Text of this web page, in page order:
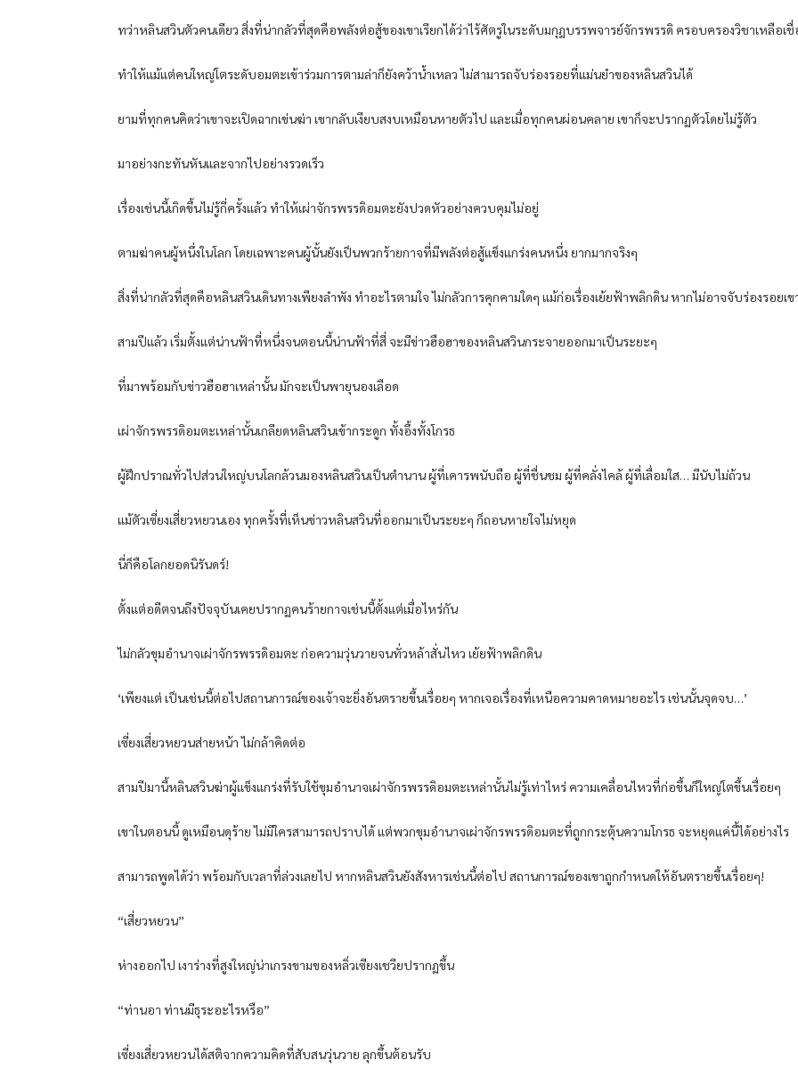
ทว่าหลินสวินตัวคนเดียว สิ่งที่น่ากลัวที่สุดคือพลังต่อสู้ของเขาเรียกได้ว่าไร้ศัตรูในระดับมกุฎบรรพจารย์จักรพรรดิ ครอบครองวิชาเหลือเชื่
ทำให้แม้แต่คนใหญ่โตระดับอมตะเข้าร่วมการตามล่าก็ยังคว้าน้ำเหลว ไม่สามารถจับร่องรอยที่แม่นยำของหลินสวินได้
ยามที่ทุกคนคิดว่าเขาจะเปิดฉากเข่นฆ่า เขากลับเงียบสงบเหมือนหายตัวไป และเมื่อทุกคนผ่อนคลาย เขาก็จะปรากฏตัวโดยไม่รู้ตัว
มาอย่างกะทันหันและจากไปอย่างรวดเร็ว
เรื่องเช่นนี้เกิดขึ้นไม่รู้กี่ครั้งแล้ว ทำให้เผ่าจักรพรรดิอมตะยังปวดหัวอย่างควบคุมไม่อยู่
ตามฆ่าคนผู้หนึ่งในโลก โดยเฉพาะคนผู้นั้นยังเป็นพวกร้ายกาจที่มีพลังต่อสู้แข็งแกร่งคนหนึ่ง ยากมากจริงๆ
สิ่งที่น่ากลัวที่สุดคือหลินสวินเดินทางเพียงลำพัง ทำอะไรตามใจ ไม่กลัวการคุกคามใดๆ แม้ก่อเรื่องเย้ยฟ้าพลิกดิน หากไม่อาจจับร่องรอยเ
สามปีแล้ว เริ่มตั้งแต่น่านฟ้าที่หนึ่งจนตอนนี้น่านฟ้าที่สี่ จะมีข่าวฮือฮาของหลินสวินกระจายออกมาเป็นระยะๆ
ที่มาพร้อมกับข่าวฮือฮาเหล่านั้น มักจะเป็นพายุนองเลือด
เผ่าจักรพรรดิอมตะเหล่านั้นเกลียดหลินสวินเข้ากระดูก ทั้งอึ้งทั้งโกรธ
ผู้ฝึกปราณทั่วไปส่วนใหญ่บนโลกล้วนมองหลินสวินเป็นตำนาน ผู้ที่เคารพนับถือ ผู้ที่ชื่นชม ผู้ที่คลั่งไคล้ ผู้ที่เลื่อมใส… มีนับไม่ถ้วน
แม้ตัวเซี่ยงเสี่ยวหยวนเอง ทุกครั้งที่เห็นข่าวหลินสวินที่ออกมาเป็นระยะๆ ก็ถอนหายใจไม่หยุด
นี่ก็คือโลกยอดนิรันดร์!
ตั้งแต่อดีตจนถึงปัจจุบันเคยปรากฏคนร้ายกาจเช่นนี้ตั้งแต่เมื่อไหร่กัน
ไม่กลัวขุมอำนาจเผ่าจักรพรรดิอมตะ ก่อความวุ่นวายจนทั่วหล้าสั่นไหว เย้ยฟ้าพลิกดิน
‘เพียงแต่ เป็นเช่นนี้ต่อไปสถานการณ์ของเจ้าจะยิ่งอันตรายขึ้นเรื่อยๆ หากเจอเรื่องที่เหนือความคาดหมายอะไร เช่นนั้นจุดจบ…’
เซี่ยงเสี่ยวหยวนส่ายหน้า ไม่กล้าคิดต่อ
สามปีมานี้หลินสวินฆ่าผู้แข็งแกร่งที่รับใช้ขุมอำนาจเผ่าจักรพรรดิอมตะเหล่านั้นไม่รู้เท่าไหร่ ความเคลื่อนไหวที่ก่อขึ้นก็ใหญ่โตขึ้นเรื่อยๆ
เขาในตอนนี้ ดูเหมือนดุร้าย ไม่มีใครสามารถปราบได้ แต่พวกขุมอำนาจเผ่าจักรพรรดิอมตะที่ถูกกระตุ้นความโกรธ จะหยุดแค่นี้ได้อย่างไร
สามารถพูดได้ว่า พร้อมกับเวลาที่ล่วงเลยไป หากหลินสวินยังสังหารเช่นนี้ต่อไป สถานการณ์ของเขาถูกกำหนดให้อันตรายขึ้นเรื่อยๆ!
“เสี่ยวหยวน”
ห่างออกไป เงาร่างที่สูงใหญ่น่าเกรงขามของหลิ่วเซียงเชวียปรากฏขึ้น
“ท่านอา ท่านมีธุระอะไรหรือ”
เซี่ยงเสี่ยวหยวนได้สติจากความคิดที่สับสนวุ่นวาย ลุกขึ้นต้อนรับ